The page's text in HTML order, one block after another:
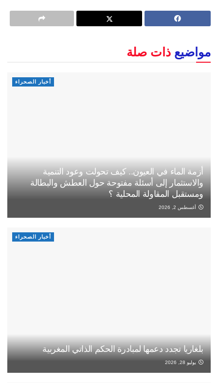
مواضيع ذات صلة
أخبار الصحراء
أزمة الماء في العيون.. كيف تحولت وعود التنمية
والاستثمار إلى أسئلة مفتوحة حول العطش والبطالة
ومستقبل المقاولة المحلية ؟
أغسطس 2, 2026
أخبار الصحراء
بلغاريا تجدد دعمها لمبادرة الحكم الذاتي المغربية
يوليو 28, 2026